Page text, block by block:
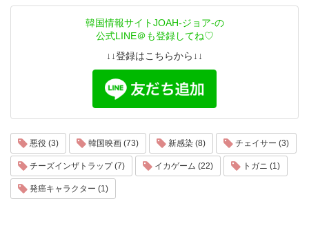
韓国情報サイトJOAH-ジョア-の
公式LINE＠も登録してね♡
↓↓登録はこちらから↓↓
悪役 (3) 韓国映画 (73) 新感染 (8) チェイサー (3)
チーズインザトラップ (7) イカゲーム (22) トガニ (1)
発癌キャラクター (1)